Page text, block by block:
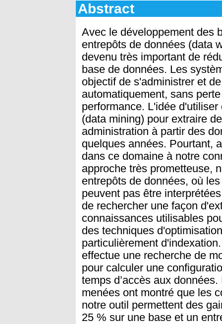
Abstract
Avec le développement des
entrepôts de données (data
devenu très important de
base de données. Les
objectif de s'administrer et
automatiquement, sans
performance. L'idée
(data mining) pour extraire
administration à partir des
quelques années. Pourtant,
dans ce domaine à notre
approche très prometteuse,
entrepôts de données, où
peuvent pas être
de rechercher une façon
connaissances utilisables
des techniques
particulièrement
effectue une recherche de
pour calculer une
temps d’accès aux
menées ont montré que les
notre outil permettent des
25 % sur une base et un